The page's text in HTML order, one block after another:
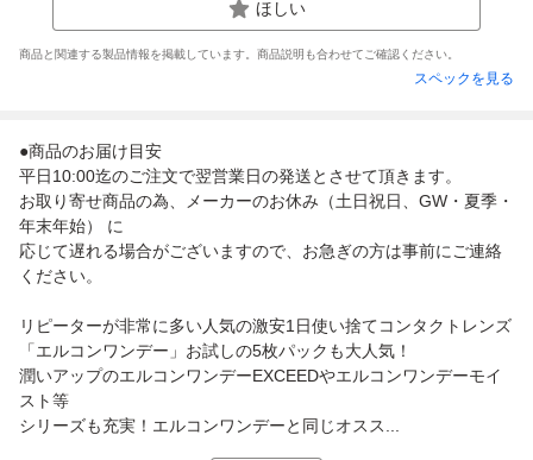
ほしい
商品と関連する製品情報を掲載しています。商品説明も合わせてご確認ください。
スペックを見る
●商品のお届け目安
平日10:00迄のご注文で翌営業日の発送とさせて頂きます。
お取り寄せ商品の為、メーカーのお休み（土日祝日、GW・夏季・
年末年始） に
応じて遅れる場合がございますので、お急ぎの方は事前にご連絡
ください。
リピーターが非常に多い人気の激安1日使い捨てコンタクトレンズ
「エルコンワンデー」お試しの5枚パックも大人気！
潤いアップのエルコンワンデーEXCEEDやエルコンワンデーモイ
スト等
シリーズも充実！エルコンワンデーと同じオスス...